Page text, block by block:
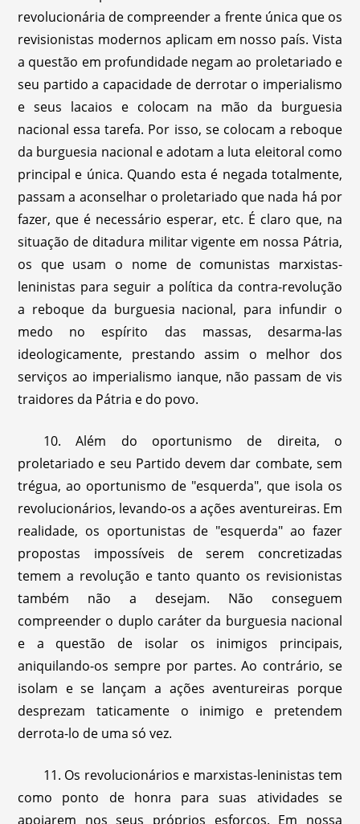
revolucionária de compreender a frente única que os
revisionistas modernos aplicam em nosso país. Vista
a questão em profundidade negam ao proletariado e
seu partido a capacidade de derrotar o imperialismo
e seus lacaios e colocam na mão da burguesia
nacional essa tarefa. Por isso, se colocam a reboque
da burguesia nacional e adotam a luta eleitoral como
principal e única. Quando esta é negada totalmente,
passam a aconselhar o proletariado que nada há por
fazer, que é necessário esperar, etc. É claro que, na
situação de ditadura militar vigente em nossa Pátria,
os que usam o nome de comunistas marxistas-
leninistas para seguir a política da contra-revolução
a reboque da burguesia nacional, para infundir o
medo no espírito das massas, desarma-las
ideologicamente, prestando assim o melhor dos
serviços ao imperialismo ianque, não passam de vis
traidores da Pátria e do povo.
10. Além do oportunismo de direita, o
proletariado e seu Partido devem dar combate, sem
trégua, ao oportunismo de "esquerda", que isola os
revolucionários, levando-os a ações aventureiras. Em
realidade, os oportunistas de "esquerda" ao fazer
propostas impossíveis de serem concretizadas
temem a revolução e tanto quanto os revisionistas
também não a desejam. Não conseguem
compreender o duplo caráter da burguesia nacional
e a questão de isolar os inimigos principais,
aniquilando-os sempre por partes. Ao contrário, se
isolam e se lançam a ações aventureiras porque
desprezam taticamente o inimigo e pretendem
derrota-lo de uma só vez.
11. Os revolucionários e marxistas-leninistas tem
como ponto de honra para suas atividades se
apoiarem nos seus próprios esforços. Em nossa